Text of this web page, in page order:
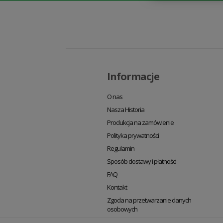
Informacje
O nas
Nasza Historia
Produkcja na zamówienie
Polityka prywatności
Regulamin
Sposób dostawy i płatności
FAQ
Kontakt
Zgoda na przetwarzanie danych
osobowych